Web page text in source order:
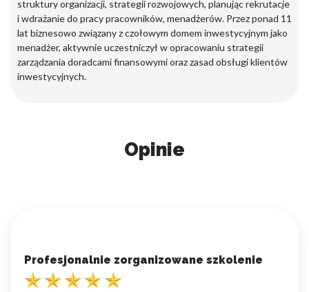
struktury organizacji, strategii rozwojowych, planując rekrutacje
i wdrażanie do pracy pracowników, menadżerów. Przez ponad 11
lat biznesowo związany z czołowym domem inwestycyjnym jako
menadżer, aktywnie uczestniczył w opracowaniu strategii
zarządzania doradcami finansowymi oraz zasad obsługi klientów
inwestycyjnych.
Opinie
Profesjonalnie zorganizowane szkolenie